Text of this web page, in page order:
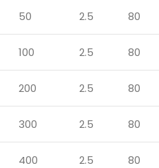
50 2.5 80
100 2.5 80
200 2.5 80
300 2.5 80
400 2.5 80